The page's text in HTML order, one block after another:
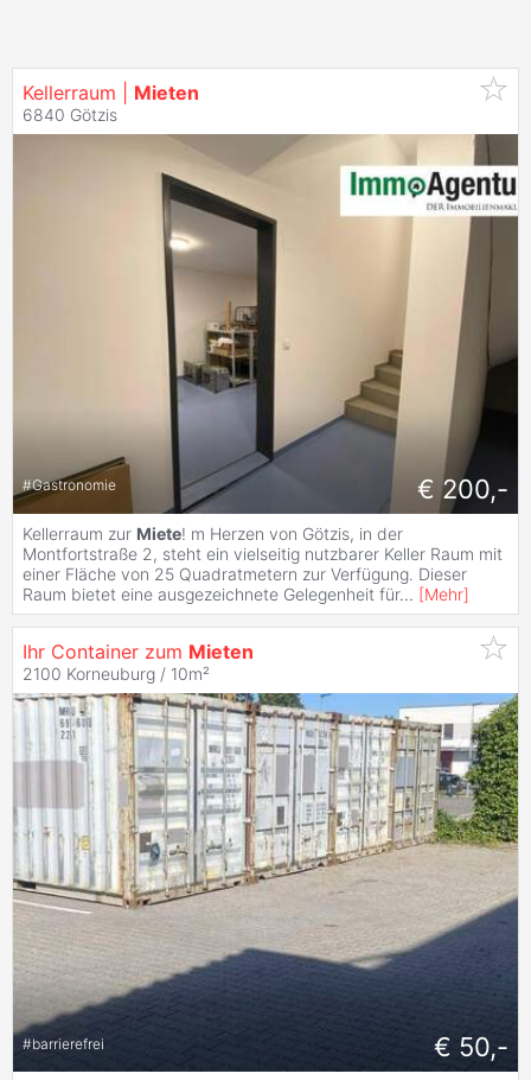
Kellerraum | Mieten
6840 Götzis
#Gastronomie € 200,-
Kellerraum zur Miete! m Herzen von Götzis, in der
Montfortstraße 2, steht ein vielseitig nutzbarer Keller Raum mit
einer Fläche von 25 Quadratmetern zur Verfügung. Dieser
Raum bietet eine ausgezeichnete Gelegenheit für... [Mehr]
Ihr Container zum Mieten
2100 Korneuburg / 10m²
#barrierefrei € 50,-